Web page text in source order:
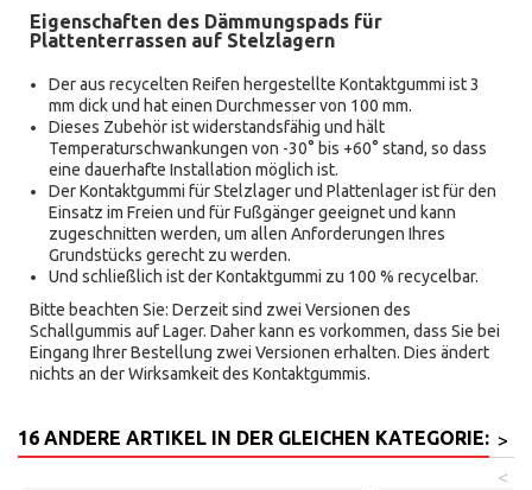
Eigenschaften des Dämmungspads für
Plattenterrassen auf Stelzlagern
Der aus recycelten Reifen hergestellte Kontaktgummi ist 3
mm dick und hat einen Durchmesser von 100 mm.
Dieses Zubehör ist widerstandsfähig und hält
Temperaturschwankungen von -30° bis +60° stand, so dass
eine dauerhafte Installation möglich ist.
Der Kontaktgummi für Stelzlager und Plattenlager ist für den
Einsatz im Freien und für Fußgänger geeignet und kann
zugeschnitten werden, um allen Anforderungen Ihres
Grundstücks gerecht zu werden.
Und schließlich ist der Kontaktgummi zu 100 % recycelbar.
Bitte beachten Sie: Derzeit sind zwei Versionen des
Schallgummis auf Lager. Daher kann es vorkommen, dass Sie bei
Eingang Ihrer Bestellung zwei Versionen erhalten. Dies ändert
nichts an der Wirksamkeit des Kontaktgummis.
16 ANDERE ARTIKEL IN DER GLEICHEN KATEGORIE: >
<